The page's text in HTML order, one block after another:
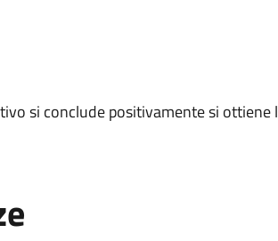
si conclude positivamente si ottiene